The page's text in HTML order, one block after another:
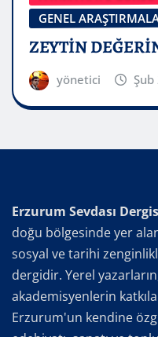
GENEL
ZEYTİN
yönetici Şub
Erzurum Sevdası
doğu bölgesinde yer
sosyal ve tarihi
dergidir. Yerel
akademisyenlerin
Erzurum'un kendine